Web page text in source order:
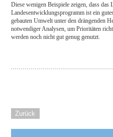
Diese wenigen Beispiele zeigen, dass
Landesentwicklungsprogramm ist ein
gebauten Umwelt unter den drängenden
notwendiger Analysen, um Prioritäten
werden noch nicht gut genug genutzt.
Zurück